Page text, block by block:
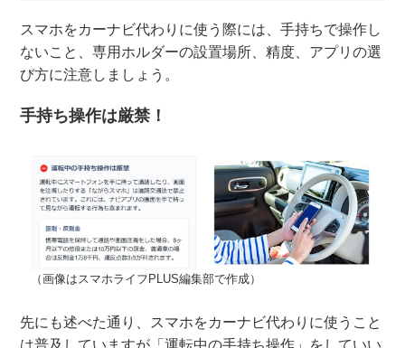
スマホをカーナビ代わりに使う際には、手持ちで操作し
ないこと、専用ホルダーの設置場所、精度、アプリの選
び方に注意しましょう。
手持ち操作は厳禁！
（画像はスマホライフPLUS編集部で作成）
先にも述べた通り、スマホをカーナビ代わりに使うこと